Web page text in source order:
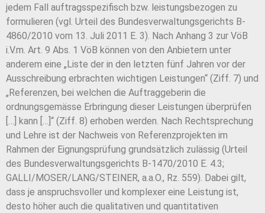
jedem Fall auftragsspezifisch bzw. leistungsbezogen zu
formulieren (vgl. Urteil des Bundesverwaltungsgerichts B-
4860/2010 vom 13. Juli 2011 E. 3). Nach Anhang 3 zur VöB
i.V.m. Art. 9 Abs. 1 VöB können von den Anbietern unter
anderem eine „Liste der in den letzten fünf Jahren vor der
Ausschreibung erbrachten wichtigen Leistungen“ (Ziff. 7) und
„Referenzen, bei welchen die Auftraggeberin die
ordnungsgemässe Erbringung dieser Leistungen überprüfen
[…] kann […]“ (Ziff. 8) erhoben werden. Nach Rechtsprechung
und Lehre ist der Nachweis von Referenzprojekten im
Rahmen der Eignungsprüfung grundsätzlich zulässig (Urteil
des Bundesverwaltungsgerichts B-1470/2010 E. 4.3;
GALLI/MOSER/LANG/STEINER, a.a.O., Rz. 559). Dabei gilt,
dass je anspruchsvoller und komplexer eine Leistung ist,
desto höher auch die qualitativen und quantitativen